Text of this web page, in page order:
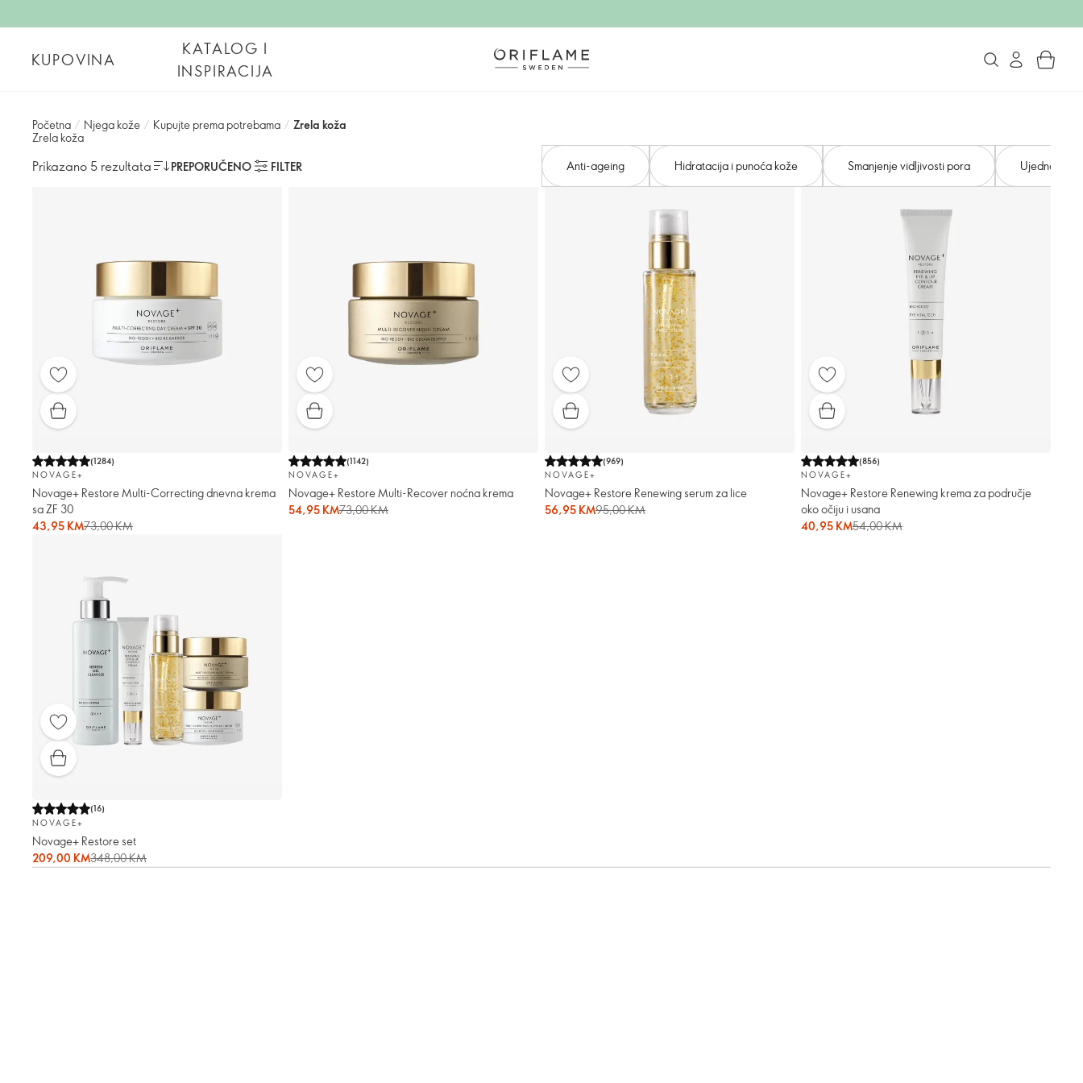
KUPOVINA
KATALOG I
INSPIRACIJA
Početna / Njega kože / Kupujte prema potrebama / Zrela koža
Zrela koža
Prikazano 5 rezultata PREPORUČENO FILTER Anti-ageing Hidratacija i punoća kože Smanjenje vidljivosti pora Ujednačen
(1284)
NOVAGE+
Novage+ Restore Multi-Correcting dnevna krema
sa ZF 30
43,95 KM73,00 KM
(1142)
NOVAGE+
Novage+ Restore Multi-Recover noćna krema
54,95 KM73,00 KM
(969)
NOVAGE+
Novage+ Restore Renewing serum za lice
56,95 KM95,00 KM
(856)
NOVAGE+
Novage+ Restore Renewing krema za područje
oko očiju i usana
40,95 KM54,00 KM
(16)
NOVAGE+
Novage+ Restore set
209,00 KM348,00 KM